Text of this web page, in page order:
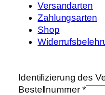
Versandarten
Zahlungsarten
Shop
Identifizierung des
Bestellnummer *